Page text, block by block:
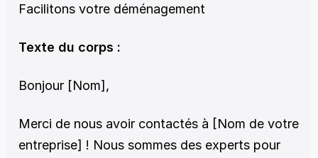
Facilitons votre déménagement
Texte du corps :
Bonjour [Nom],
Merci de nous avoir contactés à [Nom de votre
entreprise] ! Nous sommes des experts pour